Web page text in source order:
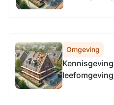
Omgeving